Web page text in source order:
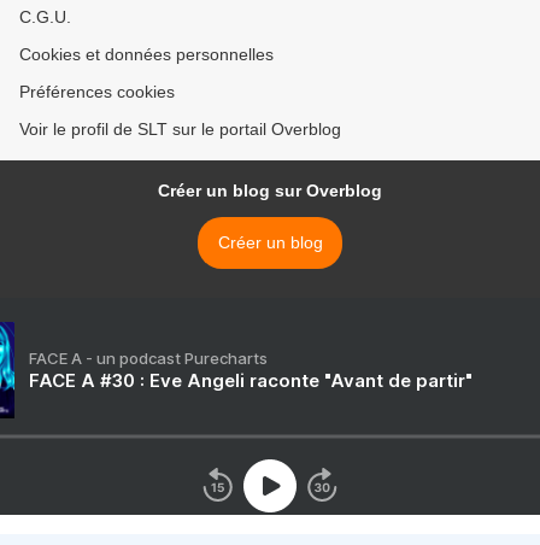
C.G.U.
Cookies et données personnelles
Préférences cookies
Voir le profil de SLT sur le portail Overblog
Créer un blog sur Overblog
Créer un blog
FACE A - un podcast Purecharts
FACE A #30 : Eve Angeli raconte "Avant de partir"